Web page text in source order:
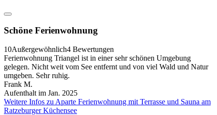
Schöne Ferienwohnung
10Außergewöhnlich4 Bewertungen
Ferienwohnung Triangel ist in einer sehr schönen Umgebung
gelegen. Nicht weit vom See entfernt und von viel Wald und Natur
umgeben. Sehr ruhig.
Frank M.
Aufenthalt im Jan. 2025
Weitere Infos zu Aparte Ferienwohnung mit Terrasse und Sauna am
Ratzeburger Küchensee